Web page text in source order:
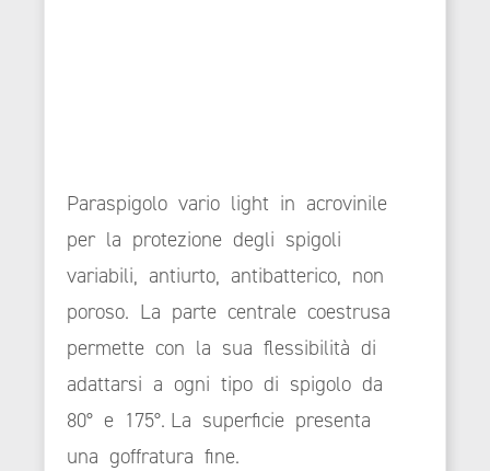
Paraspigolo vario light in acrovinile
per la protezione degli spigoli
variabili, antiurto, antibatterico, non
poroso. La parte centrale coestrusa
permette con la sua flessibilità di
adattarsi a ogni tipo di spigolo da
80° e 175°. La superficie presenta
una goffratura fine.